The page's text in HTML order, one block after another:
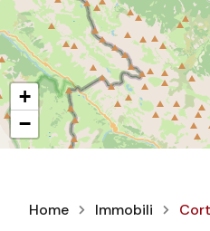
+
−
Home Immobili